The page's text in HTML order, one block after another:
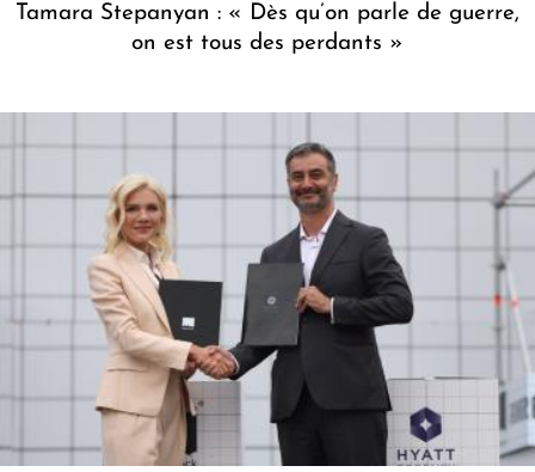
Tamara Stepanyan : « Dès qu’on parle de guerre,
on est tous des perdants »